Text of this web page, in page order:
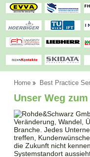
Home Best Practice
Unser Weg
Veränderung, Wandel,
Branche. Jedes
treffen,
die Zukunft nicht
Systemstandort